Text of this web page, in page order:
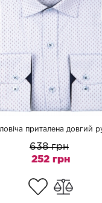
приталена довгий
638 грн
252 грн